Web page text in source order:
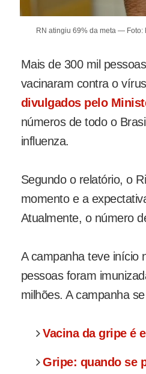
RN atingiu 69% da meta — Foto:
Mais de 300 mil
vacinaram contra o
divulgados pelo
números de todo o
influenza.
Segundo o relatório, o
momento e a
Atualmente, o número
A campanha teve início
pessoas foram
milhões. A campanha
Vacina da gripe é
Gripe: quando se